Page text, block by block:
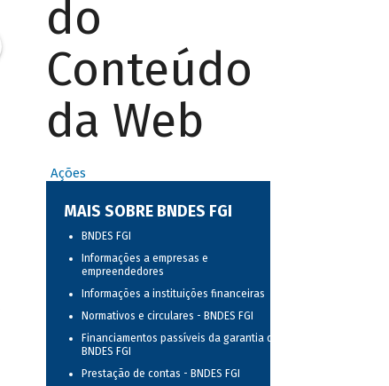
do
Conteúdo
da Web
Ações
MAIS SOBRE BNDES FGI
BNDES FGI
Informações a empresas e
empreendedores
Informações a instituições financeiras
Normativos e circulares - BNDES FGI
Financiamentos passíveis da garantia do
BNDES FGI
Prestação de contas - BNDES FGI